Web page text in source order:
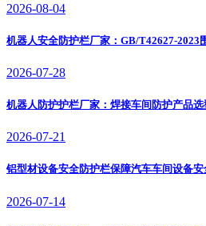
2026-08-04
机器人安全防护栏厂家：GB/T42627-2023
2026-07-28
机器人防护护栏厂家：焊接车间防护产品选
2026-07-21
铝型材设备安全防护栏保障汽车车间设备安
2026-07-14